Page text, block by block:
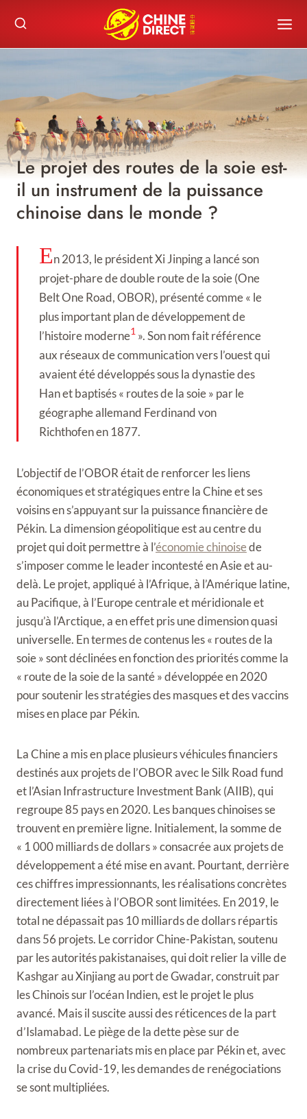
content
Le projet des routes de la soie est-
il un instrument de la puissance
chinoise dans le monde ?
En 2013, le président Xi Jinping a lancé son
projet-phare de double route de la soie (One
Belt One Road, OBOR), présenté comme « le
plus important plan de développement de
l’histoire moderne1 ». Son nom fait référence
aux réseaux de communication vers l’ouest qui
avaient été développés sous la dynastie des
Han et baptisés « routes de la soie » par le
géographe allemand Ferdinand von
Richthofen en 1877.
L’objectif de l’OBOR était de renforcer les liens
économiques et stratégiques entre la Chine et ses
voisins en s’appuyant sur la puissance financière de
Pékin. La dimension géopolitique est au centre du
projet qui doit permettre à l’économie chinoisede
s’imposer comme le leader incontesté en Asie et au-
delà. Le projet, appliqué à l’Afrique, à l’Amérique latine,
au Pacifique, à l’Europe centrale et méridionale et
jusqu’à l’Arctique, a en effet pris une dimension quasi
universelle. En termesde contenus les « routes de la
soie » sont déclinées en fonction des priorités comme la
« route de la soie de la santé » développée en 2020
pour soutenir les stratégies des masques et des vaccins
mises en place par Pékin.
La Chine a mis en place plusieurs véhicules financiers
destinés aux projets de l’OBOR avec le Silk Road fund
et l’Asian Infrastructure Investment Bank (AIIB), qui
regroupe 85 pays en 2020. Les banques chinoises se
trouvent en première ligne. Initialement, la somme de
« 1 000 milliards de dollars » consacrée aux projets de
développement a été mise en avant. Pourtant, derrière
ces chiffres impressionnants, les réalisations concrètes
directement liées à l’OBOR sont limitées. En 2019, le
total ne dépassait pas 10 milliards de dollars répartis
dans 56 projets. Le corridor Chine-Pakistan, soutenu
par les autorités pakistanaises, qui doit relier la ville de
Kashgar au Xinjiang au port de Gwadar, construit par
les Chinois sur l’océan Indien, est le projet le plus
avancé. Mais il suscite aussi des réticences de la part
d’Islamabad. Le piège de la dette pèse sur de
nombreux partenariats mis en place par Pékin et, avec
la crise du Covid-19, les demandes de renégociations
se sont multipliées.